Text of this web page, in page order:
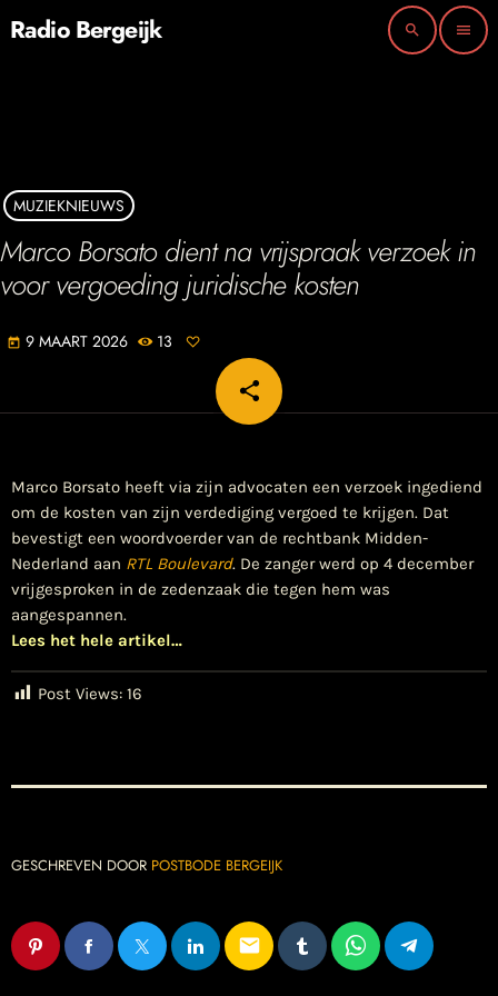
Radio Bergeijk search menu
MUZIEKNIEUWS
Marco Borsato dient na vrijspraak verzoek in
voor vergoeding juridische kosten
today 9 MAART 2026 13
share
email
Marco Borsato heeft via zijn advocaten een verzoek ingediend
om de kosten van zijn verdediging vergoed te krijgen. Dat
bevestigt een woordvoerder van de rechtbank Midden-
Nederland aan RTL Boulevard. De zanger werd op 4 december
vrijgesproken in de zedenzaak die tegen hem was
aangespannen.
Lees het hele artikel…
Post Views: 16
GESCHREVEN DOOR POSTBODE BERGEIJK
email